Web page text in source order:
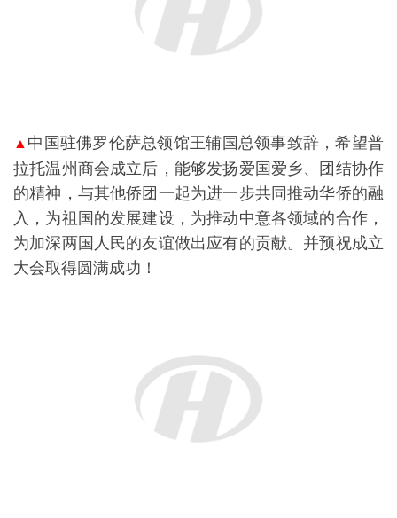
▲ 中国驻佛罗伦萨总领馆王辅国总领事致辞，希望普
拉托温州商会成立后，能够发扬爱国爱乡、团结协作
的精神，与其他侨团一起为进一步共同推动华侨的融
入，为祖国的发展建设，为推动中意各领域的合作，
为加深两国人民的友谊做出应有的贡献。并预祝成立
大会取得圆满成功！